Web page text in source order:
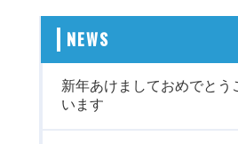
NEWS
新年あけましておめでとう
います